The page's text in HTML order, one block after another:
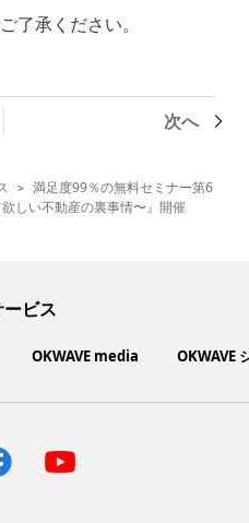
了承ください。
次へ
> 満足度99％の無料セミナー第6
しい不動産の裏事情〜』開催
ビス
OKWAVE media OKWAVE
イト